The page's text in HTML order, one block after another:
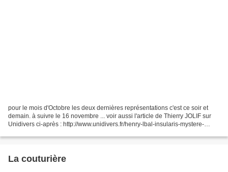
pour le mois d'Octobre les deux dernières représentations c'est ce soir et
demain. à suivre le 16 novembre ... voir aussi l'article de Thierry JOLIF sur
Unidivers ci-après : http://www.unidivers.fr/henry-lbal-insularis-mystere-
La couturière